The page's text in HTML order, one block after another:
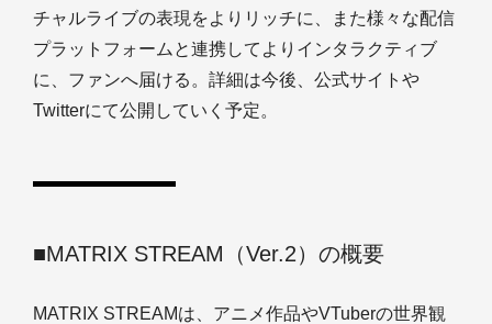
チャルライブの表現をよりリッチに、また様々な配信
プラットフォームと連携してよりインタラクティブ
に、ファンへ届ける。詳細は今後、公式サイトや
Twitterにて公開していく予定。
■MATRIX STREAM（Ver.2）の概要
MATRIX STREAMは、アニメ作品やVTuberの世界観